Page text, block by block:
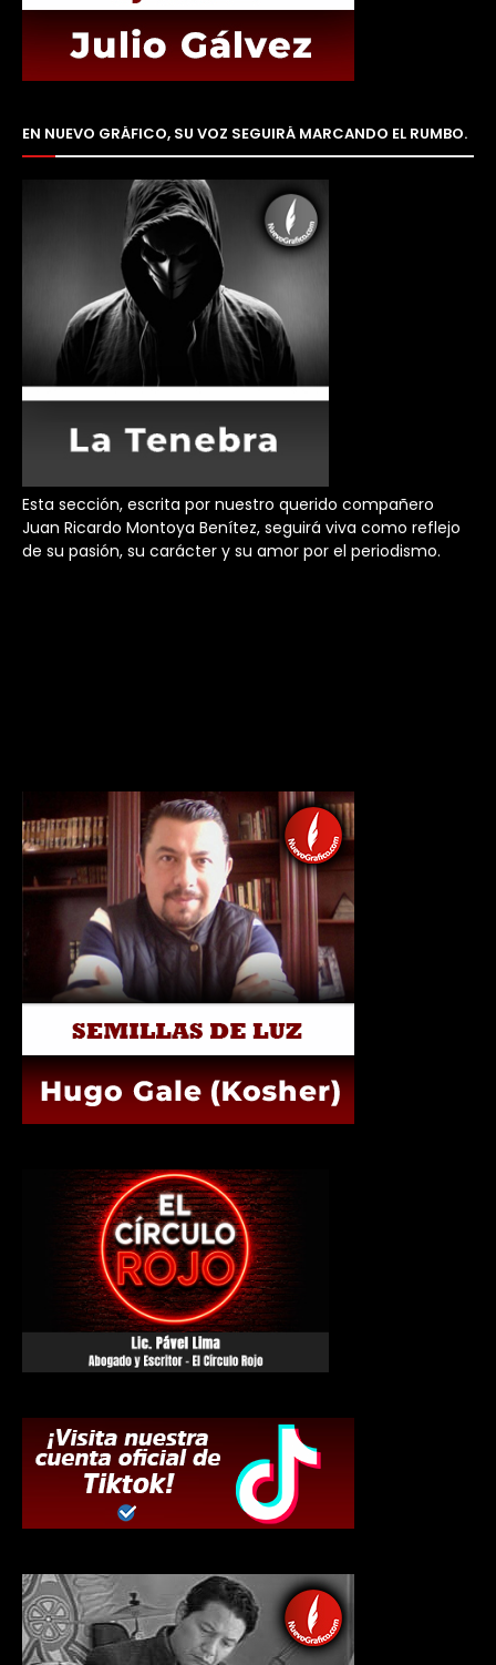
EN NUEVO GRÁFICO, SU VOZ SEGUIRÁ MARCANDO EL RUMBO.
Esta sección, escrita por nuestro querido compañero
Juan Ricardo Montoya Benítez, seguirá viva como reflejo
de su pasión, su carácter y su amor por el periodismo.